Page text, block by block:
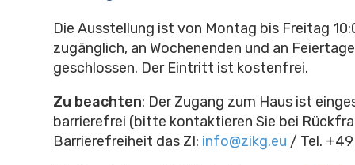
Die Ausstellung ist von Montag bis Freitag
zugänglich, an Wochenenden und an
geschlossen. Der Eintritt ist kostenfrei.
Zu beachten: Der Zugang zum Haus ist
barrierefrei (bitte kontaktieren Sie bei
Barrierefreiheit das ZI: info@zikg.eu / Tel.